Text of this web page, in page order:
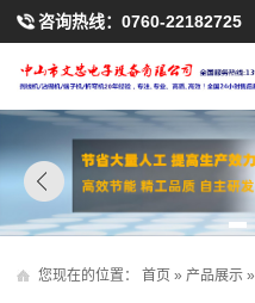
咨询热线： 0760-22182725
您现在的位置： 首页 » 产品展示 »